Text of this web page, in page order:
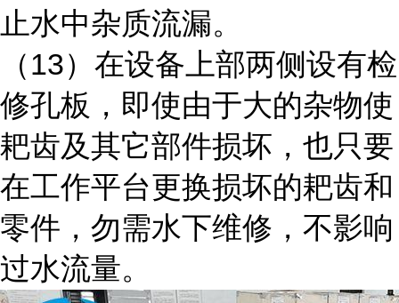
止水中杂质流漏。
（13）在设备上部两侧设有检
修孔板，即使由于大的杂物使
耙齿及其它部件损坏，也只要
在工作平台更换损坏的耙齿和
零件，勿需水下维修，不影响
过水流量。